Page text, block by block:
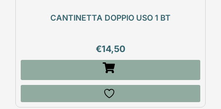
CANTINETTA DOPPIO USO 1 BT
€14,50